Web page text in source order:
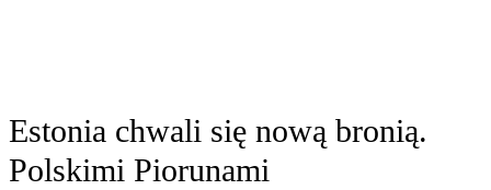
Estonia chwali się nową bronią.
Polskimi Piorunami